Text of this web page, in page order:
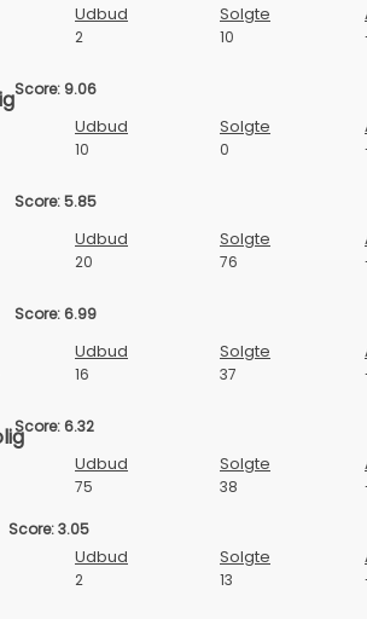
Udbud Solgte
2 10
Score: 9.06
Udbud Solgte
10 0
Score: 5.85
Udbud Solgte
20 76
Score: 6.99
Udbud Solgte
16 37
Score: 6.32
Udbud Solgte
75 38
Score: 3.05
Udbud Solgte
2 13